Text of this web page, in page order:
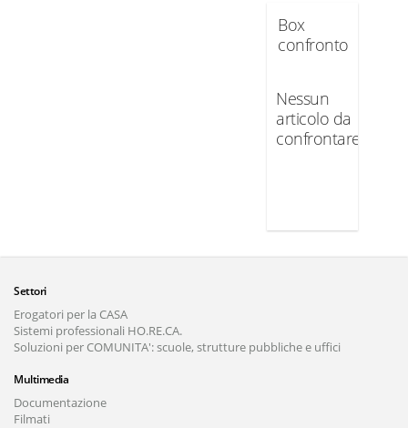
Box
confronto
Nessun
articolo da
confrontare
Settori
Erogatori per la CASA
Sistemi professionali HO.RE.CA.
Soluzioni per COMUNITA': scuole, strutture pubbliche e uffici
Multimedia
Documentazione
Filmati